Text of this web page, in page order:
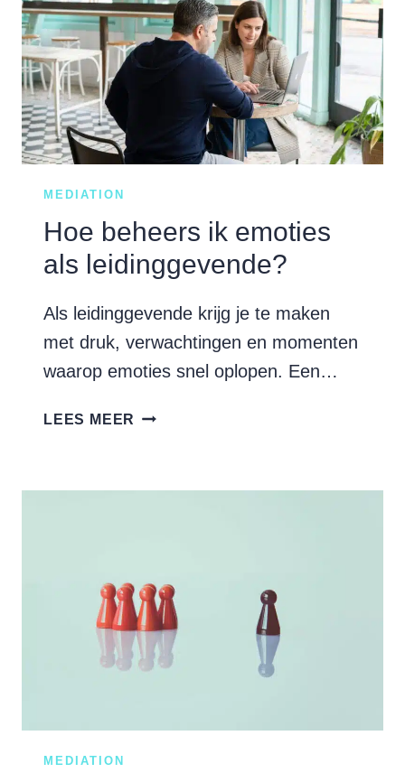
MEDIATION
Hoe beheers ik emoties
als leidinggevende?
Als leidinggevende krijg je te maken
met druk, verwachtingen en momenten
waarop emoties snel oplopen. Een…
LEES MEER HOE
MEDIATION